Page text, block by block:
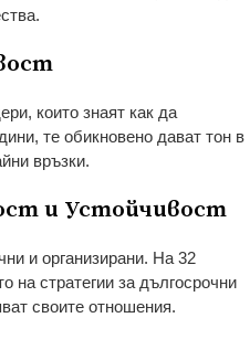
които знаят как да
те обикновено дават тон в
връзки.
и Устойчивост
и организирани. На 32
на стратегии за дългосрочни
своите отношения.